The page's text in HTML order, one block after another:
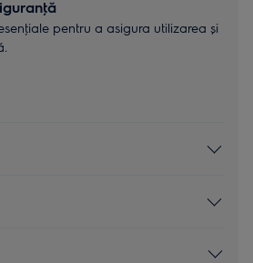
pentru a asigura utilizarea și